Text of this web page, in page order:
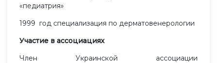
«педиатрия»
1999 год специализация по дерматовенерологии
Участие в ассоциациях
Член Украинской ассоциации